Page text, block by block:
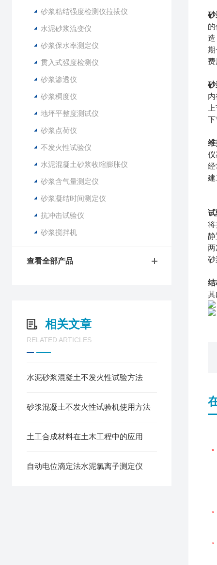
砂浆粘结强度检测仪拉拔仪
水泥砂浆流变仪
砂浆保水率测定仪
贯入式强度检测仪
砂浆渗透仪
砂浆稠度仪
地坪平整度测试仪
砂浆点荷仪
不发火性试验仪
水泥混凝土砂浆收缩膨胀仪
砂浆含气量测定仪
砂浆凝结时间测定仪
抗冲击试验仪
砂浆搅拌机
查看全部产品
相关文章
RELATED ARTICLES
水泥砂浆混凝土不发火性试验方法
砂浆混凝土不发火性试验机使用方法
土工合成材料在土木工程中的应用
自动电位滴定法水泥氯离子测定仪
砂
造
期
砂
下
维
仪
经
建
试
将
静
两
砂
结
其